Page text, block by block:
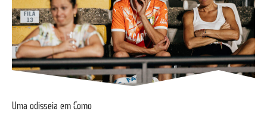
Uma odisseia em Como